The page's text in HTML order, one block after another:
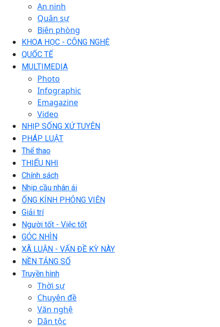
An ninh
Quân sự
Biên phòng
KHOA HỌC - CÔNG NGHỆ
QUỐC TẾ
MULTIMEDIA
Photo
Infographic
Emagazine
Video
NHỊP SỐNG XỨ TUYÊN
PHÁP LUẬT
Thể thao
THIẾU NHI
Chính sách
Nhịp cầu nhân ái
ỐNG KÍNH PHÓNG VIÊN
Giải trí
Người tốt - Việc tốt
GÓC NHÌN
XÃ LUẬN - VẤN ĐỀ KỲ NÀY
NỀN TẢNG SỐ
Truyền hình
Thời sự
Chuyên đề
Văn nghệ
Dân tộc